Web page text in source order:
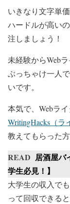
いきなり文字単
ハードルが高い
注しましょう！
未経験からWeb
ぶっちゃけ一人
いです。
本気で、Webラ
WritingHacks（ラ
教えてもらった
READ 居酒屋バ
学生必見！】
大学生の収入で
って回収できる